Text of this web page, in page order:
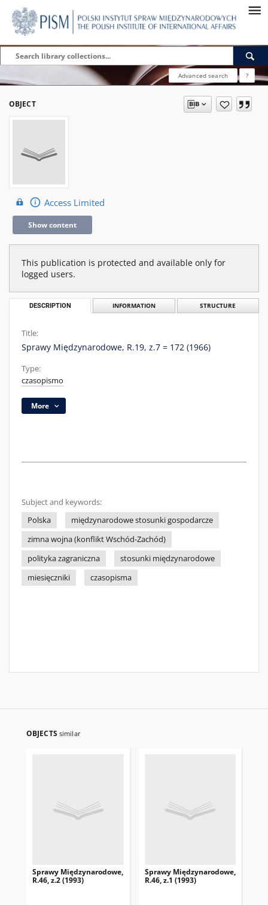
Advanced search ?
OBJECT
Access Limited
Show content
This publication is protected and available only for
logged users.
DESCRIPTION INFORMATION STRUCTURE
Title:
Sprawy Międzynarodowe, R.19, z.7 = 172 (1966)
Type:
czasopismo
More
Subject and keywords:
Polska
międzynarodowe stosunki gospodarcze
zimna wojna (konflikt Wschód-Zachód)
polityka zagraniczna
stosunki międzynarodowe
miesięczniki
czasopisma
OBJECTS similar
Sprawy Międzynarodowe,
R.46, z.2 (1993)
Sprawy Międzynarodowe,
R.46, z.1 (1993)